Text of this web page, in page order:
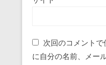
次回のコメント
に自分の名前、メー